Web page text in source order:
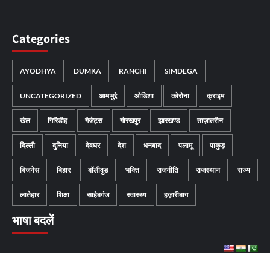
Categories
AYODHYA DUMKA RANCHI SIMDEGA
UNCATEGORIZED आम मुद्दे ओडिशा कोरोना क्राइम
खेल गिरिडीह गैजेट्स गोरखपुर झारखण्ड ताज़ातरीन
दिल्ली दुनिया देवघर देश धनबाद पलामू पाकुड़
बिजनेस बिहार बॉलीवुड भक्ति राजनीति राजस्थान राज्य
लातेहार शिक्षा साहेबगंज स्वास्थ्य हज़ारीबाग
भाषा बदलें